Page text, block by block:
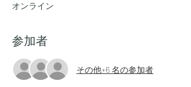
オンライン
参加者
その他+6 名の参加者